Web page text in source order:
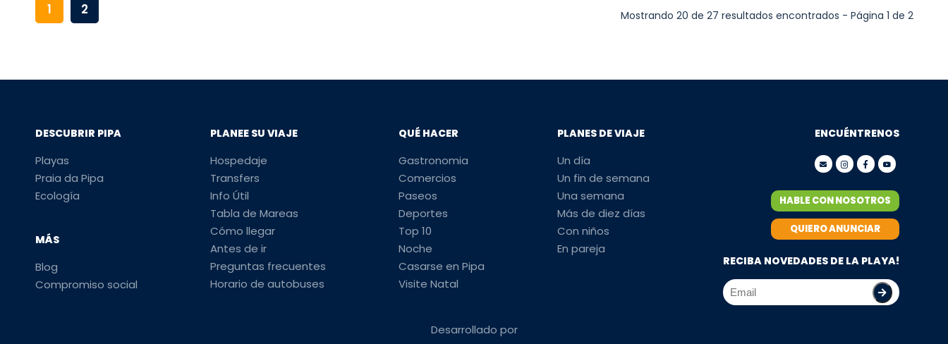
1 2 Mostrando 20 de 27 resultados encontrados - Página 1 de 2
DESCUBRIR PIPA
Playas
Praia da Pipa
Ecología
MÁS
Blog
Compromiso social
PLANEE SU VIAJE
Hospedaje
Transfers
Info Útil
Tabla de Mareas
Cómo llegar
Antes de ir
Preguntas frecuentes
Horario de autobuses
QUÉ HACER
Gastronomia
Comercios
Paseos
Deportes
Top 10
Noche
Casarse en Pipa
Visite Natal
PLANES DE VIAJE
Un día
Un fin de semana
Una semana
Más de diez días
Con niños
En pareja
ENCUÉNTRENOS
HABLE CON NOSOTROS
QUIERO ANUNCIAR
RECIBA NOVEDADES DE LA PLAYA!
Desarrollado por